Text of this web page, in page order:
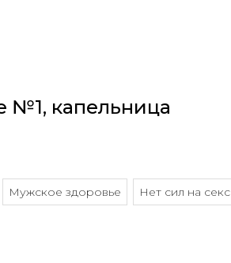
№1, капельница
Мужское здоровье Нет сил на секс